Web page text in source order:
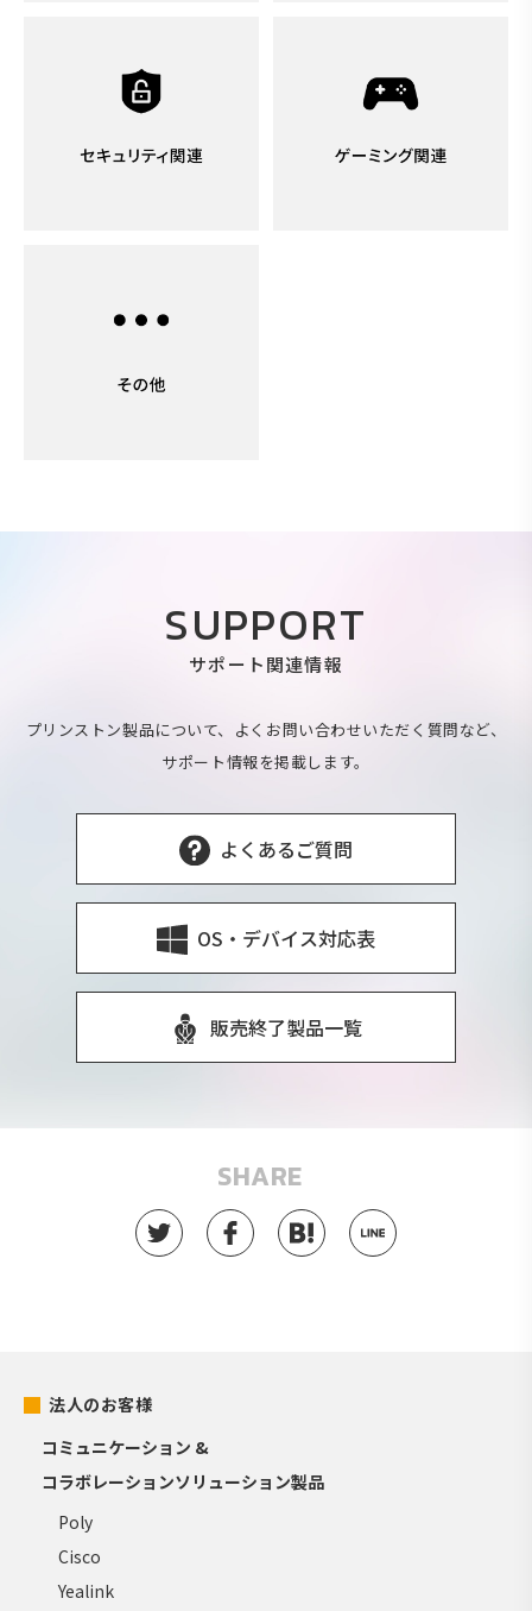
SUPPORT
サポート関連情報
プリンストン製品について、よくお問い合わせいただく質問など、
サポート情報を掲載します。
よくあるご質問
OS・デバイス対応表
販売終了製品一覧
SHARE
法人のお客様
コミュニケーション &
コラボレーションソリューション製品
Poly
Cisco
Yealink